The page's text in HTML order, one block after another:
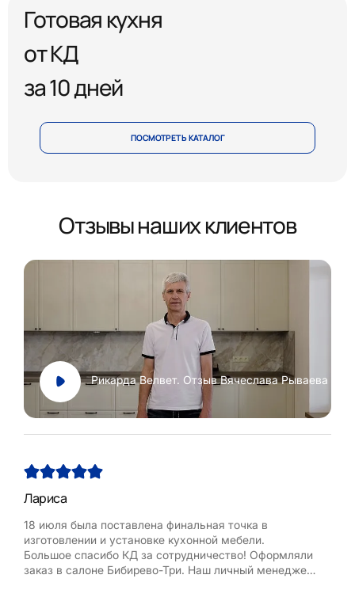
Готовая кухня
от КД
за 10 дней
ПОСМОТРЕТЬ КАТАЛОГ
Отзывы наших клиентов
Рикарда Велвет. Отзыв Вячеслава Рываева
Лариса
18 июля была поставлена финальная точка в
изготовлении и установке кухонной мебели.
Большое спасибо КД за сотрудничество! Оформляли
заказ в салоне Бибирево-Три. Наш личный менеджер